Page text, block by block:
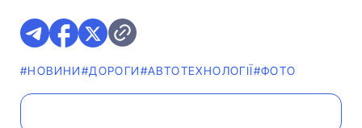
#НОВИНИ#ДОРОГИ#АВТОТЕХНОЛОГІЇ#ФОТО